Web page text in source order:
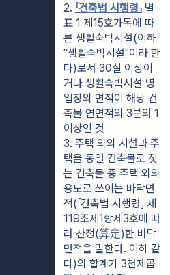
2. 「건축법 시행령」 별
표 1 제15호가목에 따
른 생활숙박시설(이하
"생활숙박시설"이라 한
다)로서 30실 이상이
거나 생활숙박시설 영
업장의 면적이 해당 건
축물 연면적의 3분의 1
이상인 것
3. 주택 외의 시설과 주
택을 동일 건축물로 짓
는 건축물 중 주택 외의
용도로 쓰이는 바닥면
적(「건축법 시행령」 제
119조제1항제3호에 따
라 산정(算定)한 바닥
면적을 말한다. 이하 같
다)의 합계가 3천제곱